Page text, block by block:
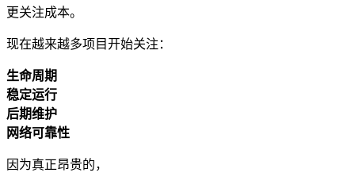
更关注成本。
现在越来越多项目开始关注：
生命周期
稳定运行
后期维护
网络可靠性
因为真正昂贵的，